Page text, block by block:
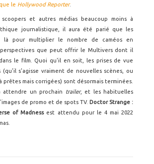
le Hollywood Reporter.
et autres médias beaucoup moins à
journalistique, il aura été parié que les
là pour multiplier le nombre de caméos en
que peut offrir le Multivers dont il
le film. Quoi qu'il en soit, les prises de vue
(qu'il s'agisse vraiment de nouvelles scènes, ou
prêtes mais corrigées) sont désormais terminées.
attendre un prochain
trailer, et les habituelles
de promo et de spots TV. Doctor Strange :
of Madness est attendu pour le 4 mai 2022